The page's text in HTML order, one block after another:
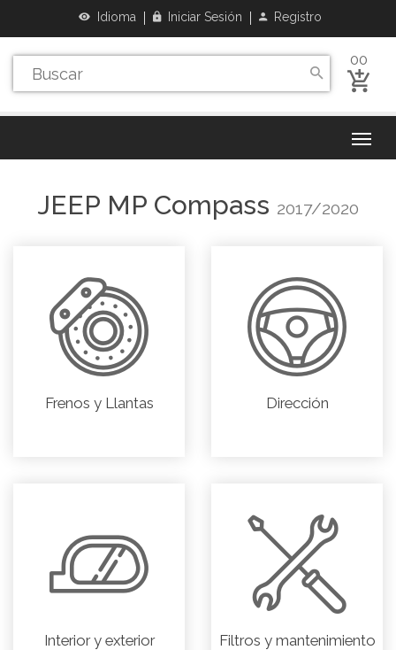
Idioma Iniciar Sesión Registro
00
JEEP MP Compass 2017/2020
Frenos y Llantas Dirección
Interior y exterior Filtros y mantenimiento